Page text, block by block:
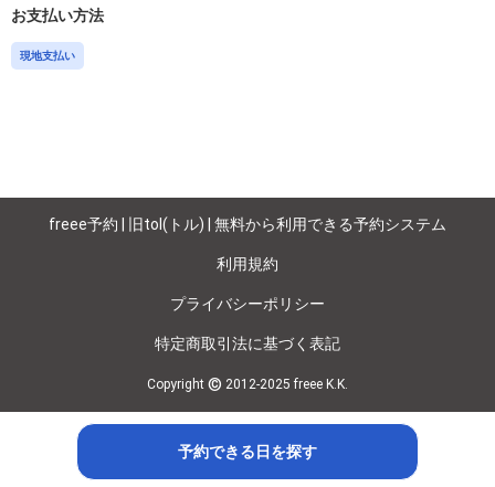
お支払い方法
現地支払い
予約できる日を探す
freee予約 | 旧tol(トル) | 無料から利用できる予約システム
利用規約
プライバシーポリシー
特定商取引法に基づく表記
Copyright © 2012-2025 freee K.K.